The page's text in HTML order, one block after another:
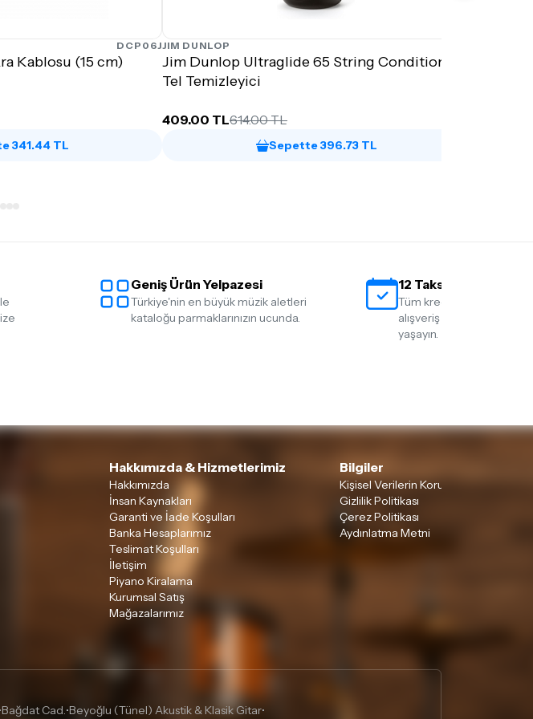
DCP06J
Kablosu (15 cm)
341.44 TL
JIM DUNLOP
Jim Dunlop Ultraglide 65 String Conditioner
Tel Temizleyici
409.00 TL614.00 TL
Sepette 396.73 TL
Geniş Ürün Yelpazesi
Türkiye'nin en büyük müzik aletleri
kataloğu parmaklarınızın ucunda.
12 Taksit İmkanı
Tüm kredi kartlarına 12
alışveriş yapmanın
yaşayın.
Hakkımızda & Hizmetlerimiz
Hakkımızda
İnsan Kaynakları
Garanti ve İade Koşulları
Banka Hesaplarımız
Teslimat Koşulları
İletişim
Piyano Kiralama
Kurumsal Satış
Mağazalarımız
Bilgiler
Kişisel Verilerin Korunması
Gizlilik Politikası
Çerez Politikası
Aydınlatma Metni
•Bağdat Cad.•Beyoğlu (Tünel) Akustik & Klasik Gitar•